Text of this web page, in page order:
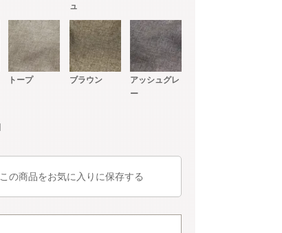
ュ
トープ ブラウン
アッシュグレ
ー
この商品をお気に入りに保存する